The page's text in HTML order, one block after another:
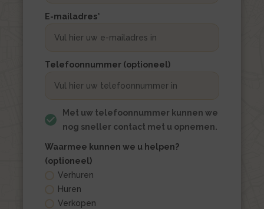
E-mailadres*
Telefoonnummer (optioneel)
Met uw telefoonnummer kunnen we
nog sneller contact met u opnemen.
Waarmee kunnen we u helpen?
(optioneel)
Verhuren
Huren
Verkopen